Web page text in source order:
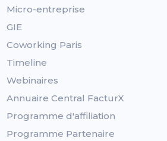
Micro-entreprise
GIE
Coworking Paris
Timeline
Webinaires
Annuaire Central FacturX
Programme d'affiliation
Programme Partenaire